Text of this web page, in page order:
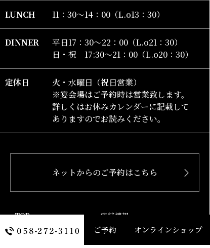
ひしの寿司フェイスブック
LUNCH 11：30～14：00（L.o13：30）
DINNER
平日17：30～22：00（L.o21：30）
日・祝 17:30～21：00（L.o20：30）
定休日
火・水曜日（祝日営業）
※宴会場はご予約時は営業致します。
詳しくはお休みカレンダーに記載して
ありますのでお読みください。
ネットからのご予約はこちら
TOP
お品書き
店舗情報
新着情報
オンラインショッピング
ご予約 オンラインショップ